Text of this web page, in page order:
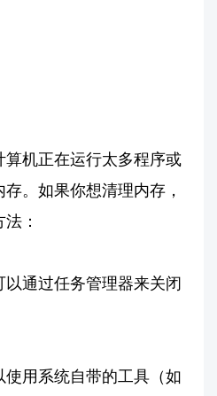
机正在运行太多程序或
。如果你想清理内存，
：
通过任务管理器来关闭
用系统自带的工具（如